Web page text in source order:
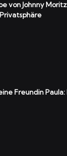
von Johnny
Freundin